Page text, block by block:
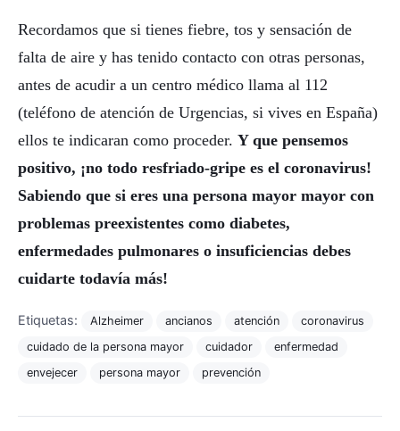
Recordamos que si tienes fiebre, tos y sensación de
falta de aire y has tenido contacto con otras personas,
antes de acudir a un centro médico llama al 112
(teléfono de atención de Urgencias, si vives en España)
ellos te indicaran como proceder. Y que pensemos
positivo, ¡no todo resfriado-gripe es el coronavirus!
Sabiendo que si eres una persona mayor mayor con
problemas preexistentes como diabetes,
enfermedades pulmonares o insuficiencias debes
cuidarte todavía más!
Etiquetas: Alzheimer ancianos atención
coronavirus
cuidado de la persona mayor
cuidador
enfermedad
envejecer
persona mayor prevención